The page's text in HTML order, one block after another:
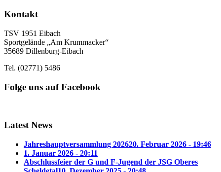
Kontakt
TSV 1951 Eibach
Sportgelände „Am Krummacker“
35689 Dillenburg-Eibach
Tel. (02771) 5486
Folge uns auf Facebook
Latest News
Jahreshauptversammlung 202620. Februar 2026 - 19:46
1. Januar 2026 - 20:11
Abschlussfeier der G und F-Jugend der JSG Oberes